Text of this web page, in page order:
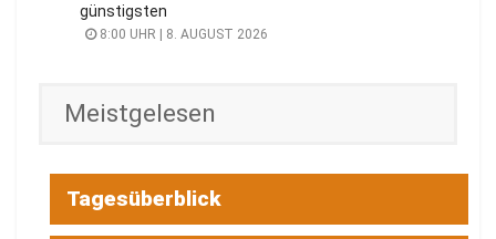
günstigsten
8:00 UHR | 8. AUGUST 2026
Meistgelesen
Tagesüberblick